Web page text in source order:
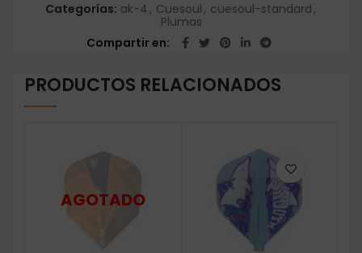
Categorías: ak-4, Cuesoul, cuesoul-standard,
Plumas
Compartir en
PRODUCTOS RELACIONADOS